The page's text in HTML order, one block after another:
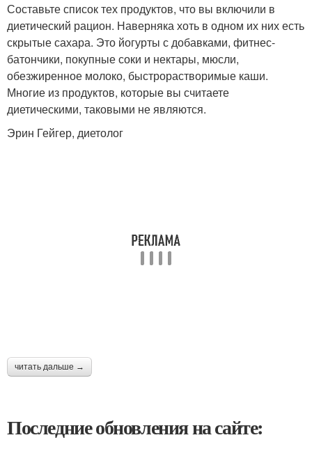
Составьте список тех продуктов, что вы включили в
диетический рацион. Наверняка хоть в одном их них есть
скрытые сахара. Это йогурты с добавками, фитнес-
батончики, покупные соки и нектары, мюсли,
обезжиренное молоко, быстрорастворимые каши.
Многие из продуктов, которые вы считаете
диетическими, таковыми не являются.
Эрин Гейгер, диетолог​
читать дальше →
Последние обновления на сайте: